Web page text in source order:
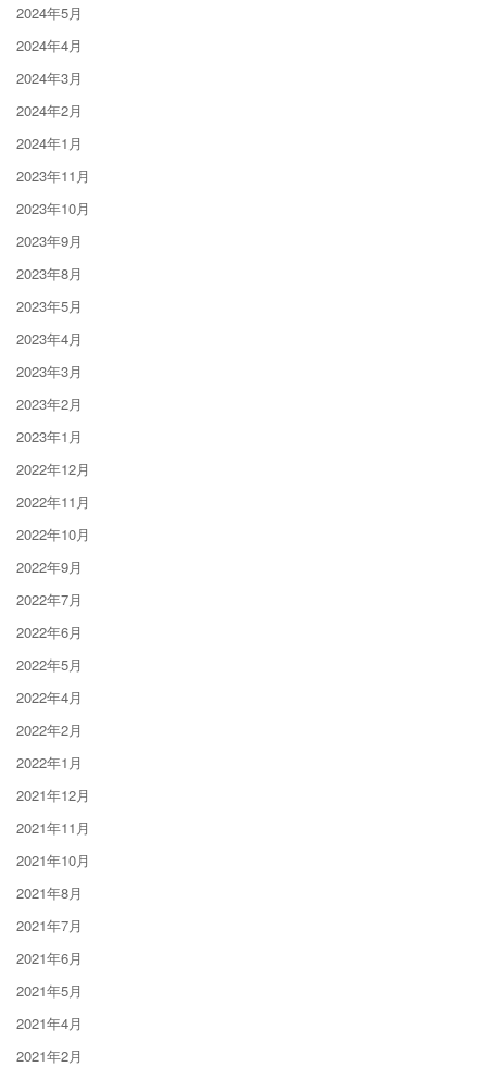
2024年5月
2024年4月
2024年3月
2024年2月
2024年1月
2023年11月
2023年10月
2023年9月
2023年8月
2023年5月
2023年4月
2023年3月
2023年2月
2023年1月
2022年12月
2022年11月
2022年10月
2022年9月
2022年7月
2022年6月
2022年5月
2022年4月
2022年2月
2022年1月
2021年12月
2021年11月
2021年10月
2021年8月
2021年7月
2021年6月
2021年5月
2021年4月
2021年2月